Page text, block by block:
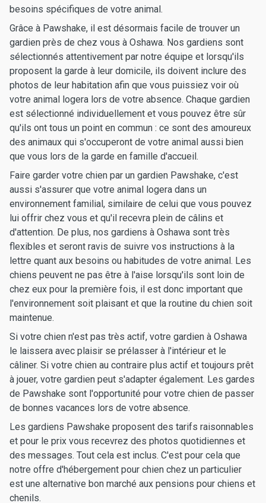
besoins spécifiques de votre animal.
Grâce à Pawshake, il est désormais facile de trouver un
gardien près de chez vous à Oshawa. Nos gardiens sont
sélectionnés attentivement par notre équipe et lorsqu'ils
proposent la garde à leur domicile, ils doivent inclure des
photos de leur habitation afin que vous puissiez voir où
votre animal logera lors de votre absence. Chaque gardien
est sélectionné individuellement et vous pouvez être sûr
qu'ils ont tous un point en commun : ce sont des amoureux
des animaux qui s'occuperont de votre animal aussi bien
que vous lors de la garde en famille d'accueil.
Faire garder votre chien par un gardien Pawshake, c'est
aussi s'assurer que votre animal logera dans un
environnement familial, similaire de celui que vous pouvez
lui offrir chez vous et qu'il recevra plein de câlins et
d'attention. De plus, nos gardiens à Oshawa sont très
flexibles et seront ravis de suivre vos instructions à la
lettre quant aux besoins ou habitudes de votre animal. Les
chiens peuvent ne pas être à l'aise lorsqu'ils sont loin de
chez eux pour la première fois, il est donc important que
l'environnement soit plaisant et que la routine du chien soit
maintenue.
Si votre chien n'est pas très actif, votre gardien à Oshawa
le laissera avec plaisir se prélasser à l'intérieur et le
câliner. Si votre chien au contraire plus actif et toujours prêt
à jouer, votre gardien peut s'adapter également. Les gardes
de Pawshake sont l'opportunité pour votre chien de passer
de bonnes vacances lors de votre absence.
Les gardiens Pawshake proposent des tarifs raisonnables
et pour le prix vous recevrez des photos quotidiennes et
des messages. Tout cela est inclus. C'est pour cela que
notre offre d'hébergement pour chien chez un particulier
est une alternative bon marché aux pensions pour chiens et
chenils.